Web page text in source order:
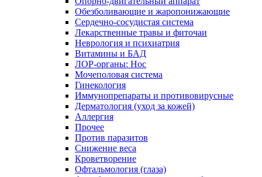
Обезболивающие и жаропонижающие
Сердечно-сосудистая система
Лекарственные травы и фиточаи
Неврология и психиатрия
Витамины и БАД
ЛОР-органы: Нос
Мочеполовая система
Гинекология
Иммунопрепараты и противовирусные
Дерматология (уход за кожей)
Аллергия
Прочее
Против паразитов
Снижение веса
Кроветворение
Офтальмология (глаза)